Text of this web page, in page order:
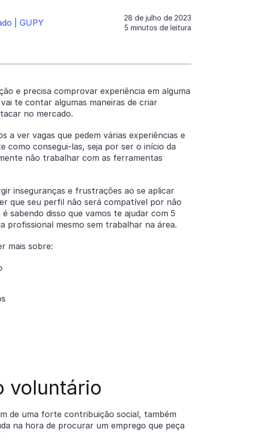
| GUPY
28 de julho de 2023
5 minutos de leitura
e precisa comprovar experiência em alguma
te contar algumas maneiras de criar
no mercado.
a ver vagas que pedem várias experiências e
como consegui-las, seja por ser o início da
não trabalhar com as ferramentas
inseguranças e frustrações ao se aplicar
que seu perfil não será compatível por não
sabendo disso que vamos te ajudar com 5
profissional mesmo sem trabalhar na área.
mais sobre:
voluntário
de uma forte contribuição social, também
na hora de procurar um emprego que peça